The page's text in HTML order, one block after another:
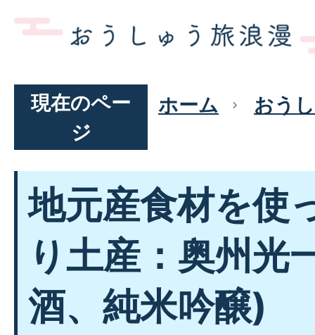
現在のペー
ジ
ホーム おう
地元産食材を使
り土産：奥州光
酒、純米吟醸)